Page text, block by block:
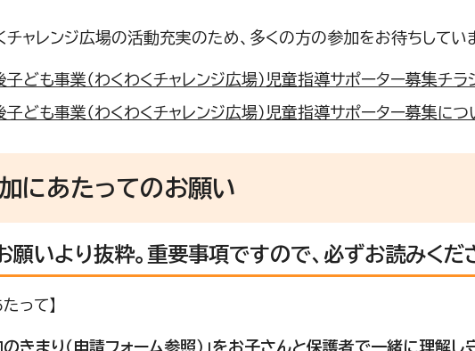
ャレンジ広場の活動充実のため、多くの方の参加をお待ちしていま
子ども事業（わくわくチャレンジ広場）児童指導サポーター募集チ
子ども事業（わくわくチャレンジ広場）児童指導サポーター募集につ
あたってのお願い
願いより抜粋。重要事項ですので、必ずお読みくだ
って】
のきまり（申請フォーム参照）」をお子さんと保護者で一緒に理解